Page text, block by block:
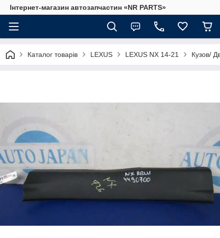
Інтернет-магазин автозапчастин «NR PARTS»
Каталог товарів LEXUS LEXUS NX 14-21 Кузов/